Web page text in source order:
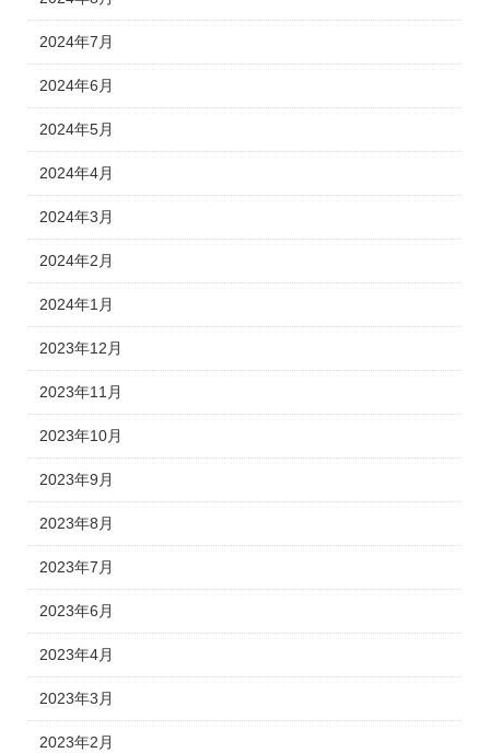
2024年7月
2024年6月
2024年5月
2024年4月
2024年3月
2024年2月
2024年1月
2023年12月
2023年11月
2023年10月
2023年9月
2023年8月
2023年7月
2023年6月
2023年4月
2023年3月
2023年2月